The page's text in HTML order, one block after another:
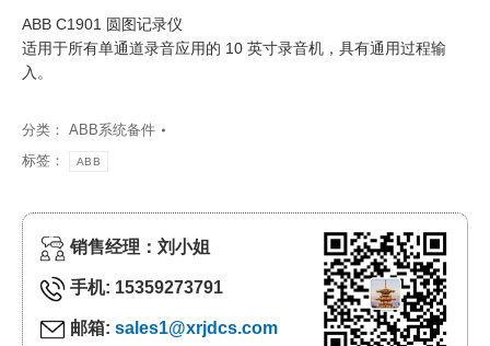
ABB C1901 圆图记录仪
适用于所有单通道录音应用的 10 英寸录音机，具有通用过程输
入。
分类： ABB系统备件
标签：
ABB
销售经理：刘小姐
手机: 15359273791
邮箱: sales1@xrjdcs.com